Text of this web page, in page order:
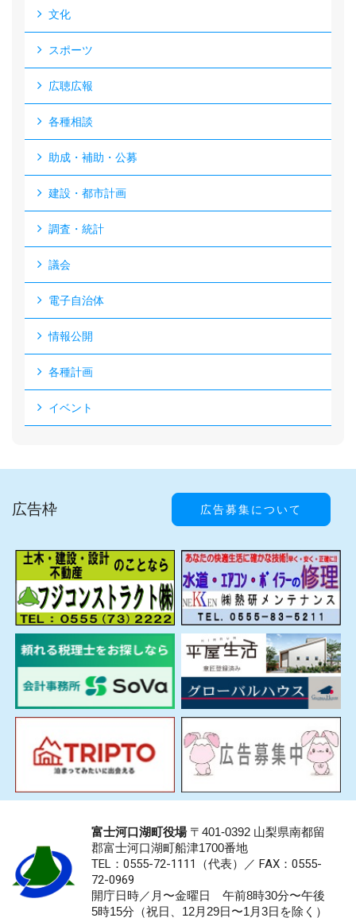
文化
スポーツ
広聴広報
各種相談
助成・補助・公募
建設・都市計画
調査・統計
議会
電子自治体
情報公開
各種計画
イベント
広告枠 広告募集について
富士河口湖町役場〒401-0392 山梨県南都留
郡富士河口湖町船津1700番地
TEL：0555-72-1111 （代表）／ FAX：0555-
72-0969
開庁日時／月〜金曜日 午前8時30分〜午後
5時15分（祝日、12月29日〜1月3日を除く）